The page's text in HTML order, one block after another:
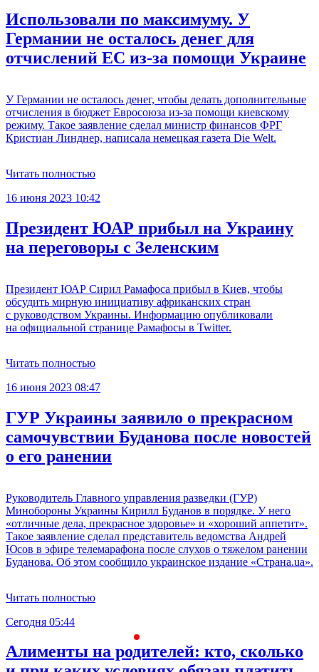
Использовали по максимуму. У
Германии не осталось денег для
отчислений ЕС из-за помощи Украине
У Германии не осталось денег, чтобы делать дополнительные
отчисления в бюджет Евросоюза из-за помощи киевскому
режиму. Такое заявление сделал министр финансов ФРГ
Кристиан Линднер, написала немецкая газета Die Welt.
Читать полностью
16 июня 2023 10:42
Президент ЮАР прибыл на Украину
на переговоры с Зеленским
Президент ЮАР Сирил Рамафоса прибыл в Киев, чтобы
обсудить мирную инициативу африканских стран
с руководством Украины. Информацию опубликовали
на официальной странице Рамафосы в Twitter.
Читать полностью
16 июня 2023 08:47
ГУР Украины заявило о прекрасном
самочувствии Буданова после новостей
о его ранении
Руководитель Главного управления разведки (ГУР)
Минобороны Украины Кирилл Буданов в порядке. У него
«отличные дела, прекрасное здоровье» и «хороший аппетит».
Такое заявление сделал представитель ведомства Андрей
Юсов в эфире телемарафона после слухов о тяжелом ранении
Буданова. Об этом сообщило украинское издание «Страна.ua».
Читать полностью
Сегодня 05:44
Алименты на родителей: кто, сколько